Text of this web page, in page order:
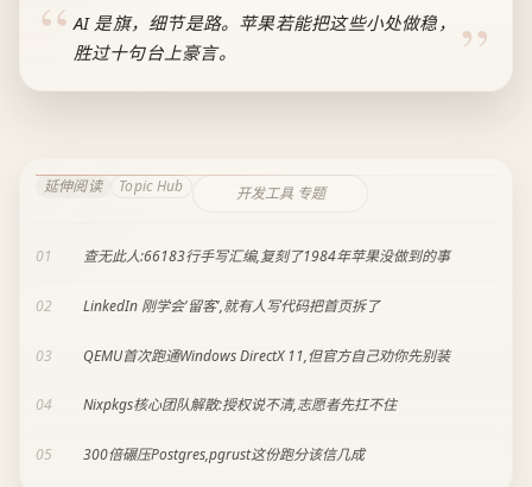
AI 是旗，细节是路。苹果若能把这些小处做稳，
胜过十句台上豪言。
延伸阅读 Topic Hub 开发工具 专题
01 查无此人:66183行手写汇编,复刻了1984年苹果没做到的事
02 LinkedIn 刚学会'留客',就有人写代码把首页拆了
03 QEMU首次跑通Windows DirectX 11,但官方自己劝你先别装
04 Nixpkgs核心团队解散:授权说不清,志愿者先扛不住
05 300倍碾压Postgres,pgrust这份跑分该信几成